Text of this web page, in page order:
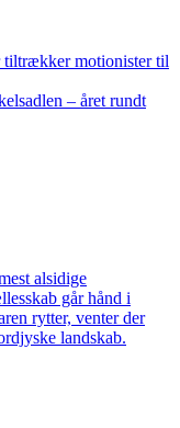
tiltrækker motionister til
– året rundt
alsidige
går hånd i
rytter, venter der
landskab.